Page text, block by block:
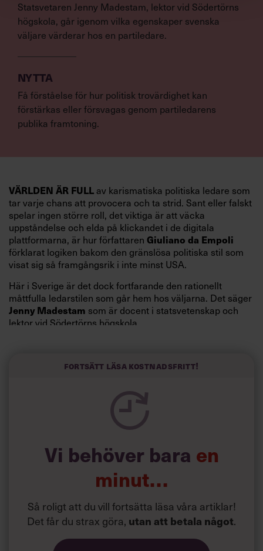
Statsvetaren Jenny Madestam, lektor vid Södertörns
högskola, går igenom vilka egenskaper svenska
väljare värderar hos en partiledare.
NYTTA
Få förståelse för hur politisk trovärdighet kan
förstärkas eller försvagas genom partiledarens
publika framtoning.
VÄRLDEN ÄR FULLav karismatiska politiska ledare som
tar varje chans att provocera och ta strid. Sant eller falskt
spelar ingen större roll, det viktiga är att väcka
uppståndelse och elda på klickandet i de digitala
plattformarna, är hur författaren Giuliano da Empoli
förklarat logiken bakom den gränslösa politiska stil som
visat sig så framgångsrik i inte minst USA.
Här i Sverige är det dock fortfarande den rationellt
måttfulla ledarstilen som går hem hos väljarna. Det säger
Jenny Madestam som är docent i statsvetenskap och
lektor vid Södertörns högskola.
kompetenta och stå med båda fötterna på jorden. Hellre
spelevink i högklackat, är hur jag brukar sammanfatta de
önskningar som svenskarna för fram i undersökningar.”
Siri Wikander: ”Led som i
början av pandemin”
Fortsätt läsa kostnadsfritt!
Vi behöver bara en
minut…
Så roligt att du vill fortsätta läsa våra artiklar!
Det får du strax göra, utan att betala något.